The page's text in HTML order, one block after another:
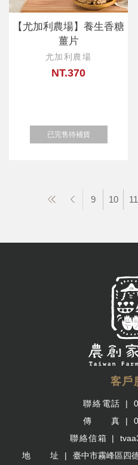
【尤加利農場】養生香糖
薑片
尤加利農場
NT.370
已完售待補貨
9 10 11
客戶
聯絡電話
傳 真
聯絡信箱
地 址
臺中市霧峰區四